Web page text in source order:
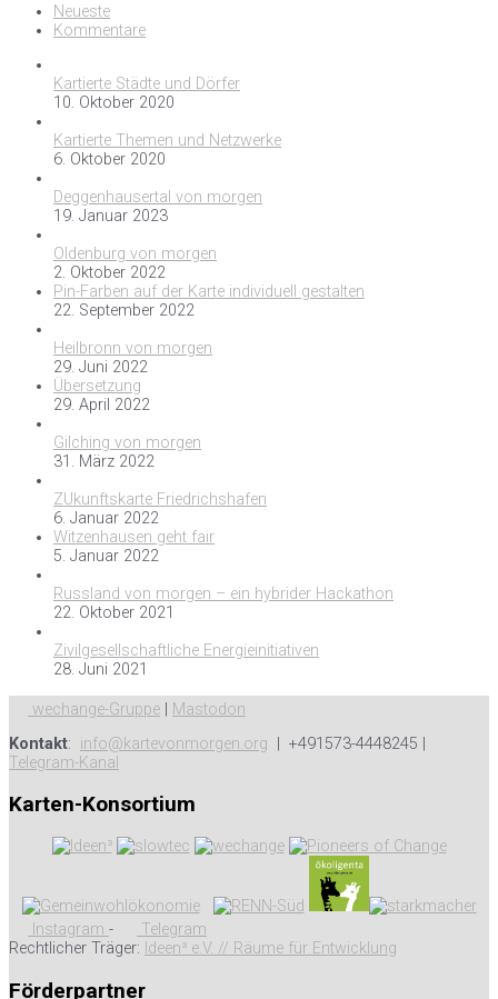
Neueste
Kommentare
Kartierte Städte und Dörfer
10. Oktober 2020
Kartierte Themen und Netzwerke
6. Oktober 2020
Deggenhausertal von morgen
19. Januar 2023
Oldenburg von morgen
2. Oktober 2022
Pin-Farben auf der Karte individuell gestalten
22. September 2022
Heilbronn von morgen
29. Juni 2022
Übersetzung
29. April 2022
Gilching von morgen
31. März 2022
ZUkunftskarte Friedrichshafen
6. Januar 2022
Witzenhausen geht fair
5. Januar 2022
Russland von morgen – ein hybrider Hackathon
22. Oktober 2021
Zivilgesellschaftliche Energieinitiativen
28. Juni 2021
wechange-Gruppe
Mastodon
Kontakt: info@kartevonmorgen.org | +491573-4448245 |
Telegram-Kanal
Karten-Konsortium
Instagram -
Telegram
Rechtlicher Träger: Ideen³ e.V. // Räume für Entwicklung
Förderpartner